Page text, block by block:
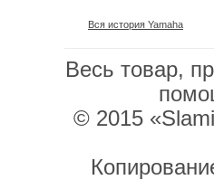
Вся история Yamaha
Весь товар,
© 2015